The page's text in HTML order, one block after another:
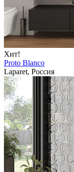
Хит!
Proto Blanco
Laparet, Россия